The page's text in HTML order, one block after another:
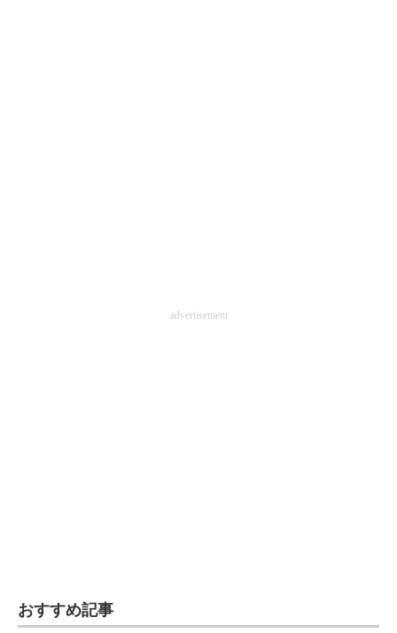
advertisement
おすすめ記事